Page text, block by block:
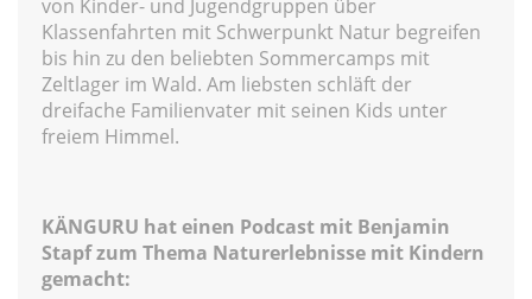
von Kinder- und Jugendgruppen über
Klassenfahrten mit Schwerpunkt Natur begreifen
bis hin zu den beliebten Sommercamps mit
Zeltlager im Wald. Am liebsten schläft der
dreifache Familienvater mit seinen Kids unter
freiem Himmel.
KÄNGURU hat einen Podcast mit Benjamin
Stapf zum Thema Naturerlebnisse mit Kindern
gemacht: